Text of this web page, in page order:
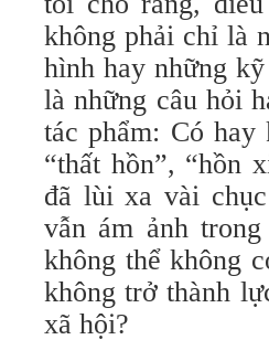
không phải chỉ là
hình hay những
là những câu hỏi
tác phẩm: Có
“thất hồn”, “hồn
đã lùi xa vài
vẫn ám ảnh
không thể không
không trở thành
xã hội?